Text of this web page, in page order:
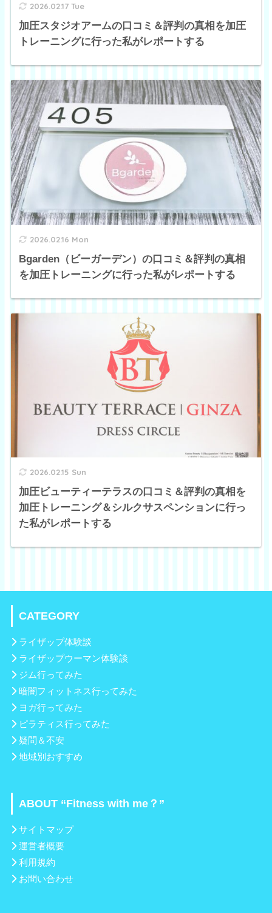
2026.02.17 Tue
加圧スタジオアームの口コミ＆評判の真相を加圧
トレーニングに行った私がレポートする
2026.02.16 Mon
Bgarden（ビーガーデン）の口コミ＆評判の真相
を加圧トレーニングに行った私がレポートする
2026.02.15 Sun
加圧ビューティーテラスの口コミ＆評判の真相を
加圧トレーニング＆シルクサスペンションに行っ
た私がレポートする
CATEGORY
ライザップ体験談
ライザップウーマン体験談
ジム行ってみた
暗闇フィットネス行ってみた
ヨガ行ってみた
ピラティス行ってみた
疑問＆不安
地域別おすすめ
ABOUT “Fitness with me？”
サイトマップ
運営者概要
利用規約
お問い合わせ